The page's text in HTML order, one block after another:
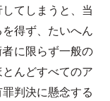
てしまうと、当
得ず、たいへん
に限らず一般の
んどすべてのア
判決に懸念する